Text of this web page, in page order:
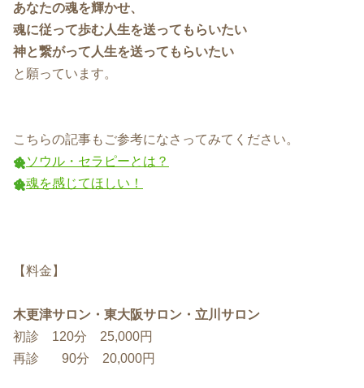
あなたの魂を輝かせ、
魂に従って歩む人生を送ってもらいたい
神と繋がって人生を送ってもらいたい
と願っています。
こちらの記事もご参考になさってみてください。
ソウル・セラピーとは？
魂を感じてほしい！
【料金】
木更津サロン・東大阪サロン・立川サロン
初診 120分 25,000円
再診 90分 20,000円